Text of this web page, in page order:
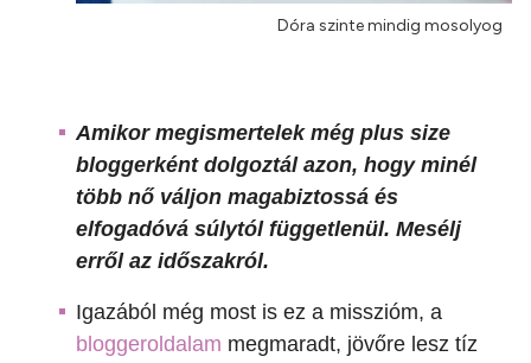
Dóra szinte mindig mosolyog
Amikor megismertelek még plus size
bloggerként dolgoztál azon, hogy minél
több nő váljon magabiztossá és
elfogadóvá súlytól függetlenül. Mesélj
erről az időszakról.
Igazából még most is ez a misszióm, a
bloggeroldalam megmaradt, jövőre lesz tíz